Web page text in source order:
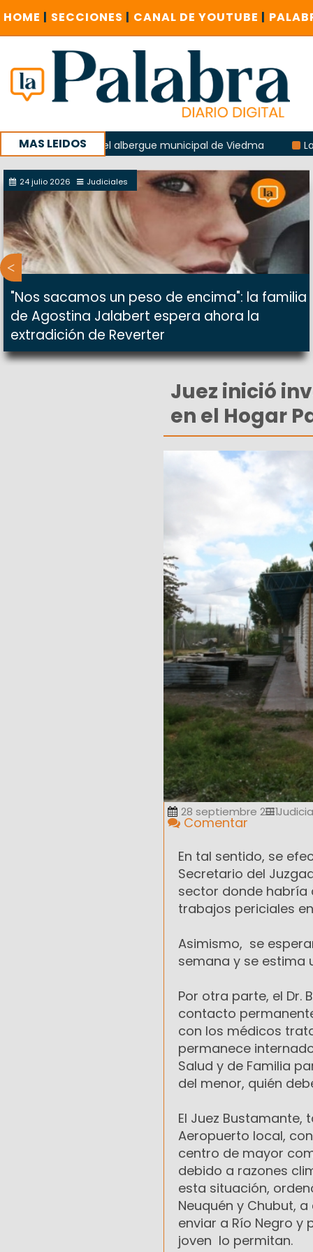
HOME | SECCIONES | CANAL DE YOUTUBE |
MAS LEIDOS
del albergue municipal de Viedma La Unesco
con un encuentro provincial en Roca
24 julio 2026 Judiciales
"Nos sacamos un peso de encima": la familia
de Agostina Jalabert espera ahora la
extradición de Reverter
Juez inició
en el Hogar
28 septiembre 2011
Comentar
En tal sentido, se
Secretario del
sector donde habría
trabajos periciales
Asimismo, se
semana y se estima
Por otra parte, el
contacto
con los médicos
permanece
Salud y de Familia
del menor, quién
El Juez
Aeropuerto local,
centro de mayor
debido a razones
esta situación,
Neuquén y Chubut,
enviar a Río Negro
joven lo permitan.